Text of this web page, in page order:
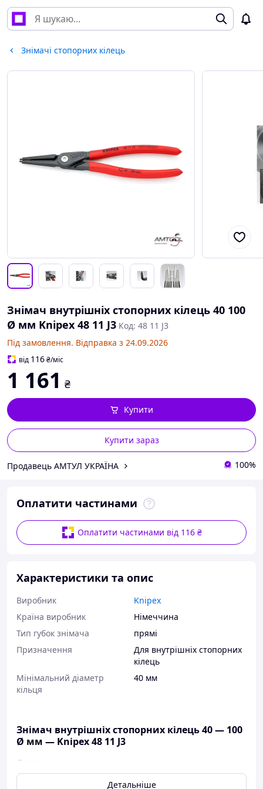
Знімачі стопорних кілець
Знімач внутрішніх стопорних кілець 40 100
Ø мм Knipex 48 11 J3 Код: 48 11 J3
Під замовлення. Відправка з 24.09.2026
від 116₴/міс
1 161 ₴
Купити зараз
Купити
Продавець АМТУЛ УКРАЇНА 100%
Оплатити частинами
Оплатити частинами від 116 ₴
Характеристики та опис
Виробник
Knipex
Країна виробник
Німеччина
Тип губок знімача
прямі
Призначення
Для внутрішніх стопорних
кілець
Мінімальний діаметр
кільця
40 мм
Знімач внутрішніх стопорних кілець 40 — 100
Ø мм — Knipex 48 11 J3
Опис:
Швидкий і легкий монтаж: жорстко
Детальніше